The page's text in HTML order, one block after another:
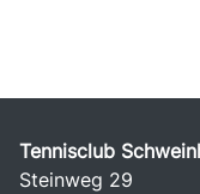
Tennisclub
Steinweg 29